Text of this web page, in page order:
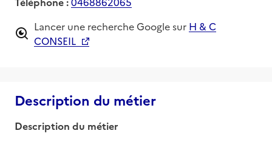
Lancer une recherche Google sur H & C
CONSEIL
Description du métier
Description du métier